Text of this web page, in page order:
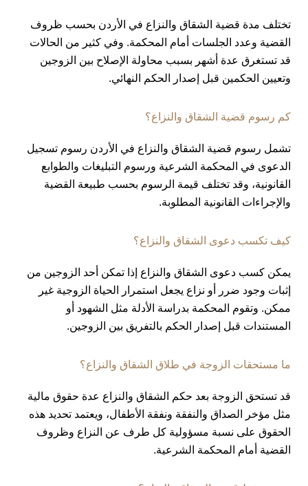
تختلف مدة قضية الشقاق والنزاع في الأردن بحسب ظروف
القضية وعدد الجلسات أمام المحكمة. وفي كثير من الحالات
قد تستغرق عدة أشهر بسبب محاولة الإصلاح بين الزوجين
وتعيين الحكمين قبل إصدار الحكم النهائي.
كم رسوم قضية الشقاق والنزاع؟
تشمل رسوم قضية الشقاق والنزاع في الأردن رسوم تسجيل
الدعوى في المحكمة الشرعية ورسوم التبليغات والطوابع
القانونية، وقد تختلف قيمة الرسوم بحسب طبيعة القضية
والإجراءات القانونية المطلوبة.
كيف تكسب دعوى الشقاق والنزاع؟
يمكن كسب دعوى الشقاق والنزاع إذا تمكن أحد الزوجين من
إثبات وجود ضرر أو نزاع يجعل استمرار الحياة الزوجية غير
ممكن. وتقوم المحكمة بدراسة الأدلة مثل الشهود أو
المستندات قبل إصدار الحكم بالتفريق بين الزوجين.
ما مستحقات الزوجة في طلاق الشقاق والنزاع؟
قد تستحق الزوجة بعد حكم الشقاق والنزاع عدة حقوق مالية
مثل مؤخر الصداق والنفقة ونفقة الأطفال، ويعتمد تحديد هذه
الحقوق على نسبة مسؤولية كل طرف عن النزاع وظروف
القضية أمام المحكمة الشرعية.